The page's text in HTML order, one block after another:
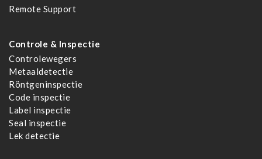
Remote Support
Controle & Inspectie
Controlewegers
Metaaldetectie
Röntgeninspectie
Code inspectie
Label inspectie
Seal inspectie
Lek detectie